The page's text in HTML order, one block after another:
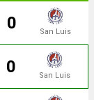
0 San Luis
0 San Luis